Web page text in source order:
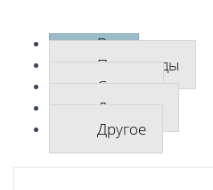
Все
Промокоды
Скидки
Доставка
Другое